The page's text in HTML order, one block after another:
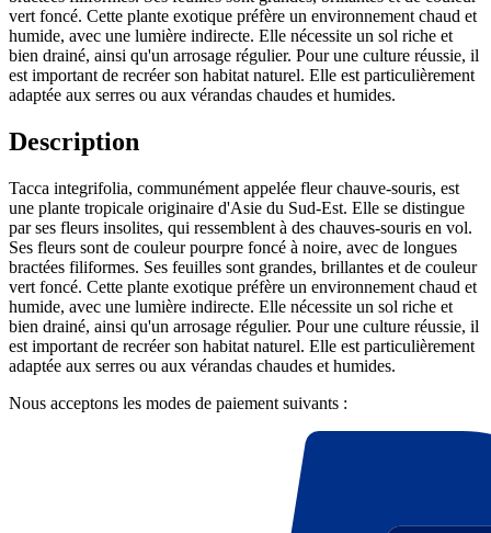
vert foncé. Cette plante exotique préfère un environnement chaud et
humide, avec une lumière indirecte. Elle nécessite un sol riche et
bien drainé, ainsi qu'un arrosage régulier. Pour une culture réussie, il
est important de recréer son habitat naturel. Elle est particulièrement
adaptée aux serres ou aux vérandas chaudes et humides.
Description
Tacca integrifolia, communément appelée fleur chauve-souris, est
une plante tropicale originaire d'Asie du Sud-Est. Elle se distingue
par ses fleurs insolites, qui ressemblent à des chauves-souris en vol.
Ses fleurs sont de couleur pourpre foncé à noire, avec de longues
bractées filiformes. Ses feuilles sont grandes, brillantes et de couleur
vert foncé. Cette plante exotique préfère un environnement chaud et
humide, avec une lumière indirecte. Elle nécessite un sol riche et
bien drainé, ainsi qu'un arrosage régulier. Pour une culture réussie, il
est important de recréer son habitat naturel. Elle est particulièrement
adaptée aux serres ou aux vérandas chaudes et humides.
Nous acceptons les modes de paiement suivants :